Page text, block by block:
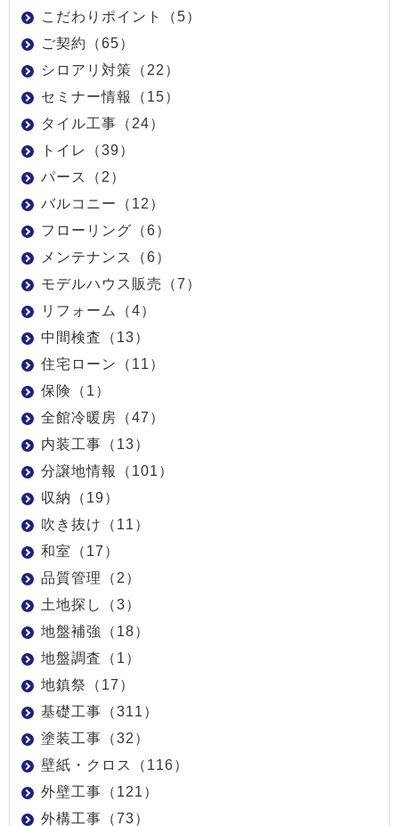
こだわりポイント（5）
ご契約（65）
シロアリ対策（22）
セミナー情報（15）
タイル工事（24）
トイレ（39）
パース（2）
バルコニー（12）
フローリング（6）
メンテナンス（6）
モデルハウス販売（7）
リフォーム（4）
中間検査（13）
住宅ローン（11）
保険（1）
全館冷暖房（47）
内装工事（13）
分譲地情報（101）
収納（19）
吹き抜け（11）
和室（17）
品質管理（2）
土地探し（3）
地盤補強（18）
地盤調査（1）
地鎮祭（17）
基礎工事（311）
塗装工事（32）
壁紙・クロス（116）
外壁工事（121）
外構工事（73）